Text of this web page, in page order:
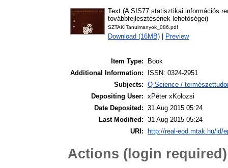
Text (A SIS77 statisztikai információs
továbbfejlesztésének lehetőségei)
SZTAKITanulmanyok_086.pdf
Download (16MB) Preview
Item Type:
Book
Additional Information:
ISSN: 0324-2951
Subjects: Q Science /
Depositing User: xPéter xKolozsi
Date Deposited: 31 Aug 2015 05:24
Last Modified: 31 Aug 2015 05:24
URI:
http://real-eod.mtak.hu/id/
Actions (login required)